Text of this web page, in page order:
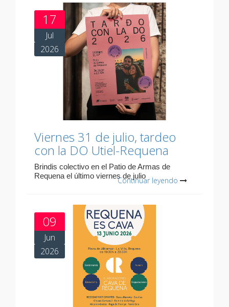
17
Jul
2026
Viernes 31 de julio, tardeo
con la DO Utiel-Requena
Brindis colectivo en el Patio de Armas de
Requena el último viernes de julioContinuar leyendo
09
Jun
2026